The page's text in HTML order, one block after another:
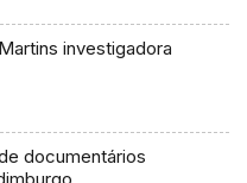
investigadora
documentários